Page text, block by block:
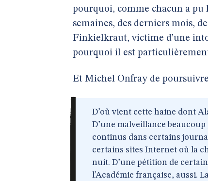
pourquoi, comme chacun a pu
semaines, des derniers mois,
Finkielkraut, victime d’une
pourquoi il est
Et Michel Onfray de
D’où vient cette haine dont
D’une malveillance
continus dans certains
certains sites Internet où la
nuit. D’une pétition de
l’Académie française, aussi.